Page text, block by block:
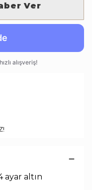
Ver
ayar altın